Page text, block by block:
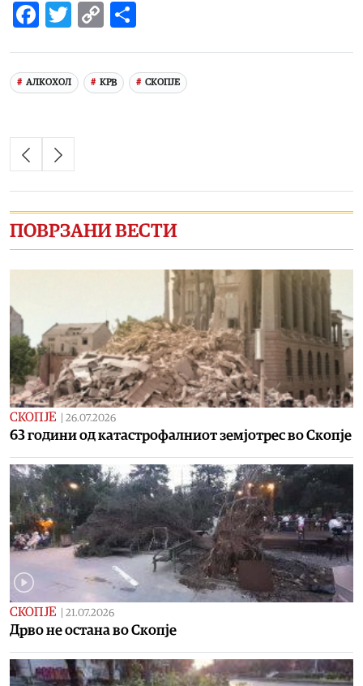
Facebook
Twitter
Copy
АЛКОХОЛ КРВ СКОПЈЕ
ПОВРЗАНИ ВЕСТИ
СКОПЈЕ | 26.07.2026
63 години од катастрофалниот земјотрес во Скопје
СКОПЈЕ | 21.07.2026
Дрво не остана во Скопје